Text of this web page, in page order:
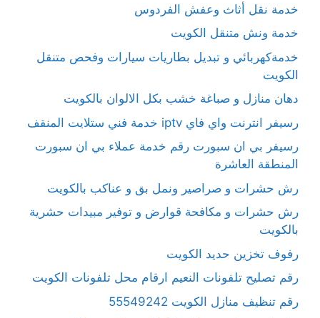
خدمة نقل أثاث وعفش الفردوس
خدمة ونش متنقل الكويت
خدمةكهربائي و تبديل بطاريات سيارات وفحص متنقل
الكويت
دهان منازل و صباغة خشب بكل الالوان بالكويت
رسيفر انترنت واي فاي iptv خدمة فني ستلايت المنقف
رسيفر بي ان سبورت رقم خدمة عملاء بي ان سبورت
المنطقة العاشرة
رش حشرات و صراصير ونمل بق و عناكب بالكويت
رش حشرات و مكافحة قوارض و توفير مبيدات حشرية
بالكويت
رفوف تخزين حديد الكويت
رقم تصليح تلفونات النعيم ارقام محل تلفونات الكويت
رقم تنظيف منازل الكويت 55549242